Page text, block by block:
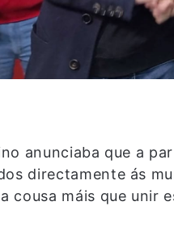
anunciaba que a
directamente ás
cousa máis que unir